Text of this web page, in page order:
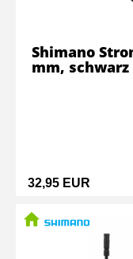
32,95 EUR
Shimano
mm, schwarz